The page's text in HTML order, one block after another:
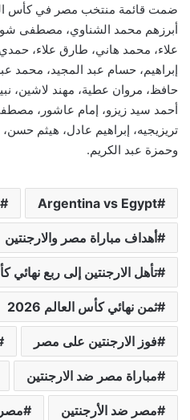
أبرزهم محمد الشناوي، مصطفى
علاء، محمد هاني، طارق علاء،
إبراهيم، حسام عبد المجيد، محمد
حافظ، مروان عطية، مهند لاشين،
أحمد سيد زيزو، إمام عاشور،
تريزيجيه، إبراهيم عادل، هيثم
وحمزة عبد الكريم.
Argentina vs Egypt
أهداف مباراة مصر والارجنتين
تأهل الارجنتين إلى ربع نهائي كأس
ثمن نهائي كأس العالم 2026
فوز الارجنتين على مصر
مباراة مصر ضد الارجنتين
مصر ضد الأرجنتين مصر